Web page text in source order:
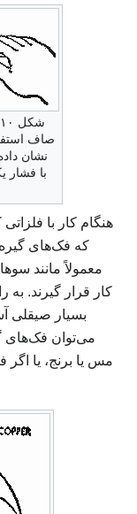
صاف
نشان
با فشار
هنگام کار با
که فک‌های
معمولاً مانند
کار قرار گیرند.
بسیار صیقلی
می‌توان فک‌های
مس یا برنج، یا اگر